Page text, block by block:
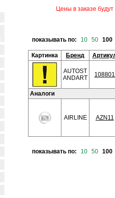
Цены в заказе
показывать по: 10 50 100
Картинка Бренд
AUTOST
ANDART
108801
Аналоги
AIRLINE AZN11
показывать по: 10 50 100